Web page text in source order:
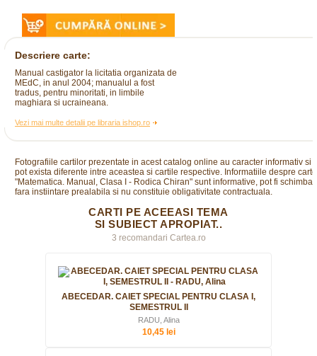
Descriere carte:
Manual castigator la licitatia organizata de
MEdC, in anul 2004; manualul a fost
tradus, pentru minoritati, in limbile
maghiara si ucraineana.
Vezi mai multe detalii pe libraria ishop.ro
Fotografiile cartilor prezentate in acest catalog online au caracter informativ si
pot exista diferente intre aceastea si cartile respective. Informatiile despre
"Matematica. Manual, Clasa I - Rodica Chiran" sunt informative, pot fi
fara instiintare prealabila si nu constituie obligativitate contractuala.
CARTI PE ACEEASI TEMA
SI SUBIECT APROPIAT..
3 recomandari Cartea.ro
ABECEDAR. CAIET SPECIAL PENTRU CLASA I,
SEMESTRUL II
RADU, Alina
10,45 lei